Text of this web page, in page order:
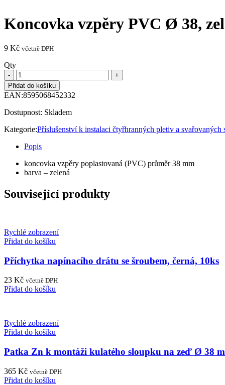
Koncovka vzpěry PVC Ø 38,
9 Kč včetně DPH
Qty
Přidat do košíku
EAN:8595068452332
Dostupnost: Skladem
Kategorie:Příslušenství k instalaci čtyřhranných pletiv a svařovaných
Popis
koncovka vzpěry poplastovaná (PVC) průměr 38 mm
barva – zelená
Související produkty
Rychlé zobrazení
Přidat do košíku
Příchytka napínacího drátu se šroubem, černá, 10ks
23 Kč včetně DPH
Přidat do košíku
Rychlé zobrazení
Přidat do košíku
Patka Zn k montáži kulatého sloupku na zeď Ø 38
365 Kč včetně DPH
Přidat do košíku